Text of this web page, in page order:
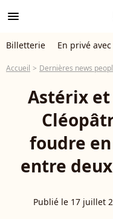
menu
Billetterie En privé avec
Accueil Dernières news
Astérix
foudre
entre
Publié le 17 juillet